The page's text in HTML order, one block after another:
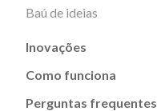
Baú de ideias
Inovações
Como funciona
Perguntas frequentes